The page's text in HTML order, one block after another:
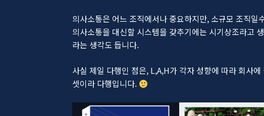
의사소통은 어느 조직에서나 중요하지만, 소규모 조직일
의사소통을 대신할 시스템을 갖추기에는 시기상조라고
라는 생각도 듭니다.
사실 제일 다행인 점은, L,A,H가 각자 성향에 따라 회사
셋이라 다행입니다.